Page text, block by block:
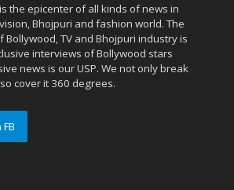
the epicenter of all kinds of news in
Bhojpuri and fashion world. The
Bollywood, TV and Bhojpuri industry is
interviews of Bollywood stars
news is our USP. We not only break
cover it 360 degrees.